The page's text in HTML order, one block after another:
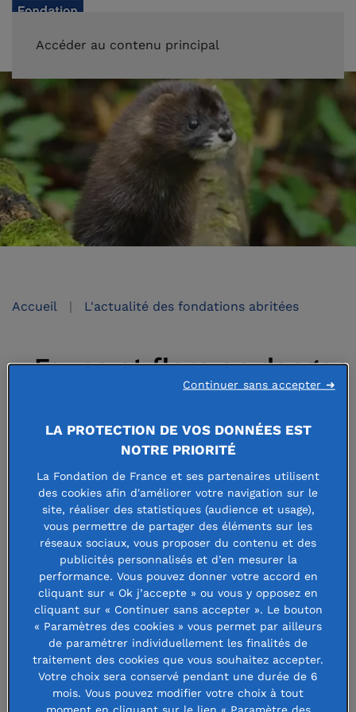
Accéder au contenu principal
Accueil L'actualité des fondations abritées
« Faune et flore en danger
: protéger et préserver les
espèces menacées », le
nouvel appel à projets de
la Fondation Crédit
Mutuel Alliance Fédérale
4 avril 2025
La Fondation Crédit Mutuel Alliance
Fédérale lance son troisième appel à
LA PROTECTION DE VOS DONNÉES EST
NOTRE PRIORITÉ
La Fondation de France et ses partenaires utilisent
des cookies afin d'améliorer votre navigation sur le
site, réaliser des statistiques (audience et usage),
vous permettre de partager des éléments sur les
réseaux sociaux, vous proposer du contenu et des
publicités personnalisés et d’en mesurer la
performance. Vous pouvez donner votre accord en
cliquant sur « Ok j’accepte » ou vous y opposez en
cliquant sur « Continuer sans accepter ». Le bouton
« Paramètres des cookies » vous permet par ailleurs
de paramétrer individuellement les finalités de
traitement des cookies que vous souhaitez accepter.
Votre choix sera conservé pendant une durée de 6
mois. Vous pouvez modifier votre choix à tout
moment en cliquant sur le lien « Paramètre des
Continuer sans accepter ➜